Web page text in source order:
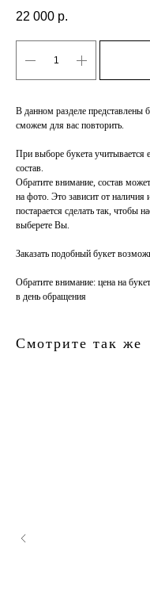
22 000 р.
В данном разделе представлены
сможем для вас повторить.
При выборе букета учитывается
состав.
Обратите внимание, состав
на фото. Это зависит от наличия
постарается сделать так, чтобы
выберете Вы.
Заказать подобный букет
Обратите внимание: цена на
в день обращения
Смотрите так же